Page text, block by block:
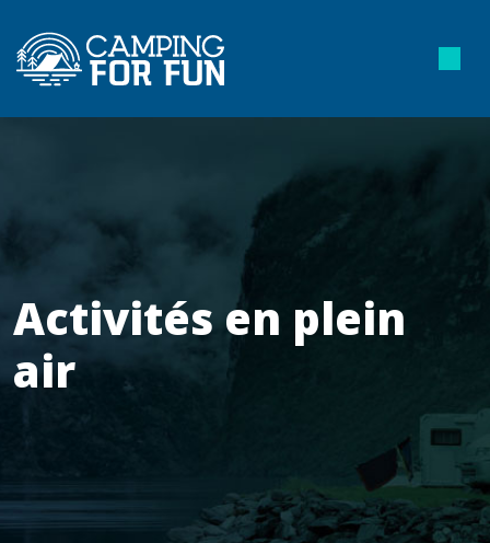
Activités en plein
air